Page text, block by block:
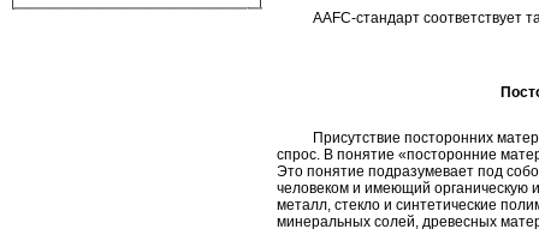
AAFC-стандарт соответствует
Присутствие посторонних
спрос. В понятие «посторонние
Это понятие подразумевает под
человеком и имеющий органическую
металл, стекло и синтетические
минеральных солей, древесных